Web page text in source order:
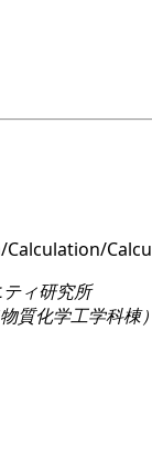
ィ研究所
質化学工学科棟